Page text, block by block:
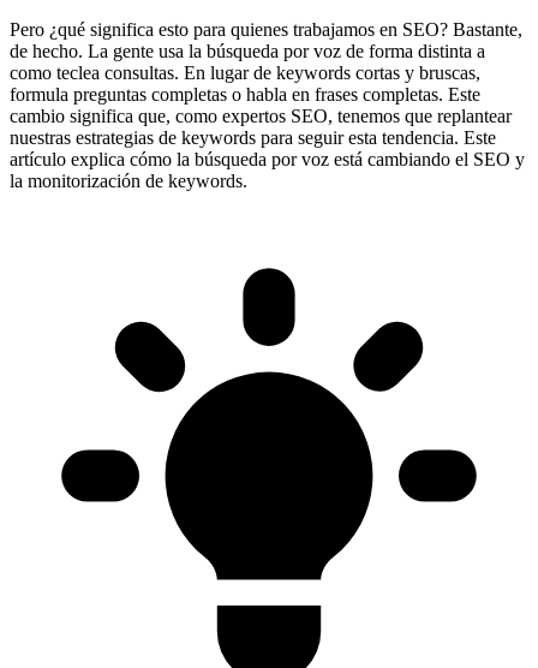
Pero ¿qué significa esto para quienes trabajamos en SEO? Bastante,
de hecho. La gente usa la búsqueda por voz de forma distinta a
como teclea consultas. En lugar de keywords cortas y bruscas,
formula preguntas completas o habla en frases completas. Este
cambio significa que, como expertos SEO, tenemos que replantear
nuestras estrategias de keywords para seguir esta tendencia. Este
artículo explica cómo la búsqueda por voz está cambiando el SEO y
la monitorización de keywords.